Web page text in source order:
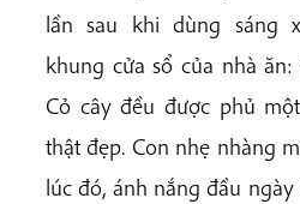
lần sau khi dùng sáng
khung cửa sổ của nhà
Cỏ cây đều được phủ
thật đẹp. Con nhẹ nhàng
lúc đó, ánh nắng đầu